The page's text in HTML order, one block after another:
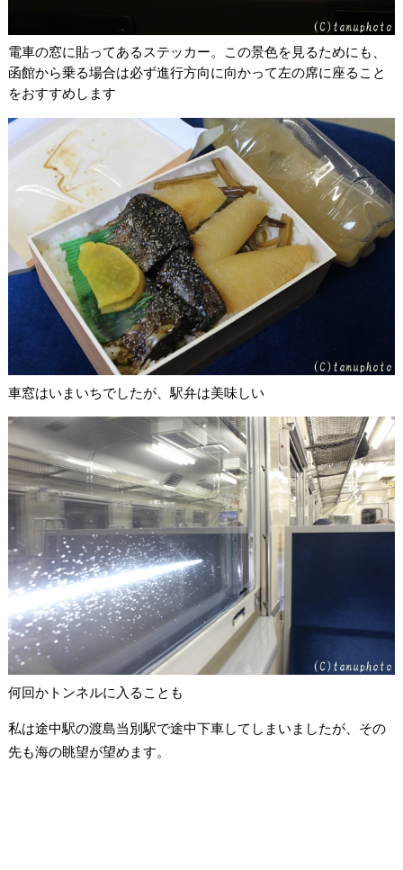
電車の窓に貼ってあるステッカー。この景色を見るためにも、
函館から乗る場合は必ず進行方向に向かって左の席に座ること
をおすすめします
車窓はいまいちでしたが、駅弁は美味しい
何回かトンネルに入ることも
私は途中駅の渡島当別駅で途中下車してしまいましたが、その
先も海の眺望が望めます。